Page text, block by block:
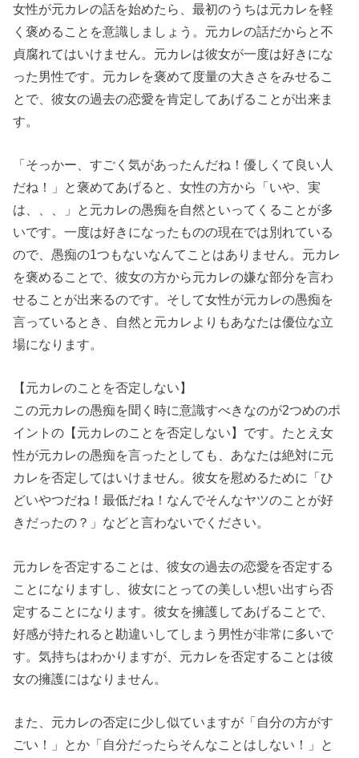
女性が元カレの話を始めたら、最初のうちは元カレを軽
く褒めることを意識しましょう。元カレの話だからと不
貞腐れてはいけません。元カレは彼女が一度は好きにな
った男性です。元カレを褒めて度量の大きさをみせるこ
とで、彼女の過去の恋愛を肯定してあげることが出来ま
す。
「そっかー、すごく気があったんだね！優しくて良い人
だね！」と褒めてあげると、女性の方から「いや、実
は、、、」と元カレの愚痴を自然といってくることが多
いです。一度は好きになったものの現在では別れている
ので、愚痴の1つもないなんてことはありません。元カレ
を褒めることで、彼女の方から元カレの嫌な部分を言わ
せることが出来るのです。そして女性が元カレの愚痴を
言っているとき、自然と元カレよりもあなたは優位な立
場になります。
【元カレのことを否定しない】
この元カレの愚痴を聞く時に意識すべきなのが2つめのポ
イントの【元カレのことを否定しない】です。たとえ女
性が元カレの愚痴を言ったとしても、あなたは絶対に元
カレを否定してはいけません。彼女を慰めるために「ひ
どいやつだね！最低だね！なんでそんなヤツのことが好
きだったの？」などと言わないでください。
元カレを否定することは、彼女の過去の恋愛を否定する
ことになりますし、彼女にとっての美しい想い出すら否
定することになります。彼女を擁護してあげることで、
好感が持たれると勘違いしてしまう男性が非常に多いで
す。気持ちはわかりますが、元カレを否定することは彼
女の擁護にはなりません。
また、元カレの否定に少し似ていますが「自分の方がす
ごい！」とか「自分だったらそんなことはしない！」と